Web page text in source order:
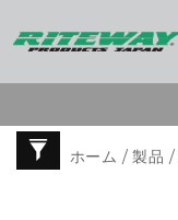
ホーム /製品 /